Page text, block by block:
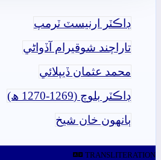
ڊاڪٽر ارنيسٽ ٽرمپ
تاراچند شوقيرام آڏواڻي
محمد عثمان ڏيپلائي
ڊاڪٽر بلوچ (1269-1270 ھ)
ٻانهون خان شيخ
TRANSLITERATION